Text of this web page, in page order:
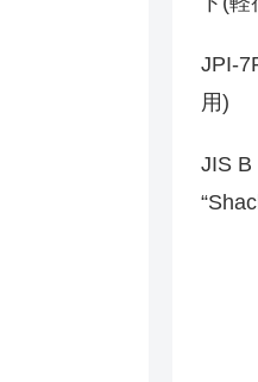
JPI-
用)
JIS B